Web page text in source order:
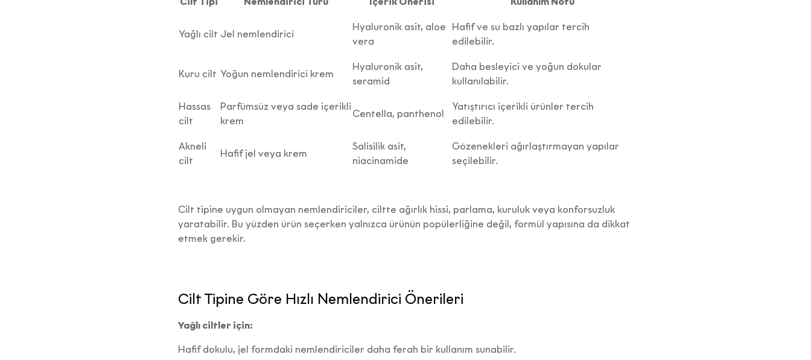
Yağlı cilt Jel nemlendirici
Hyaluronik asit, aloe
vera
Hafif ve su bazlı yapılar tercih
edilebilir.
Kuru cilt Yoğun nemlendirici krem
Hyaluronik asit,
seramid
Daha besleyici ve yoğun dokular
kullanılabilir.
Hassas
cilt
Parfümsüz veya sade içerikli
krem
Centella, panthenol
Yatıştırıcı içerikli ürünler tercih
edilebilir.
Akneli
cilt
Hafif jel veya krem
Salisilik asit,
niacinamide
Gözenekleri ağırlaştırmayan yapılar
seçilebilir.
Cilt tipine uygun olmayan nemlendiriciler, ciltte ağırlık hissi, parlama, kuruluk veya konforsuzluk
yaratabilir. Bu yüzden ürün seçerken yalnızca ürünün popülerliğine değil, formül yapısına da dikkat
etmek gerekir.
Cilt Tipine Göre Hızlı Nemlendirici Önerileri
Yağlı ciltler için:
Hafif dokulu, jel formdaki nemlendiriciler daha ferah bir kullanım sunabilir.
Aşağıda yer alanKişisel Verilerin İşlenmesine İlişkin
6698 sayılı Kişisel Verilerin Korunması Kanunu (“KVKK”) uyarınca, kişisel